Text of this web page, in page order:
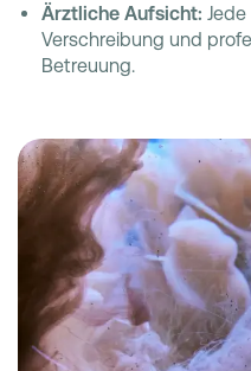
Ärztliche Aufsicht:
Verschreibung und
Betreuung.